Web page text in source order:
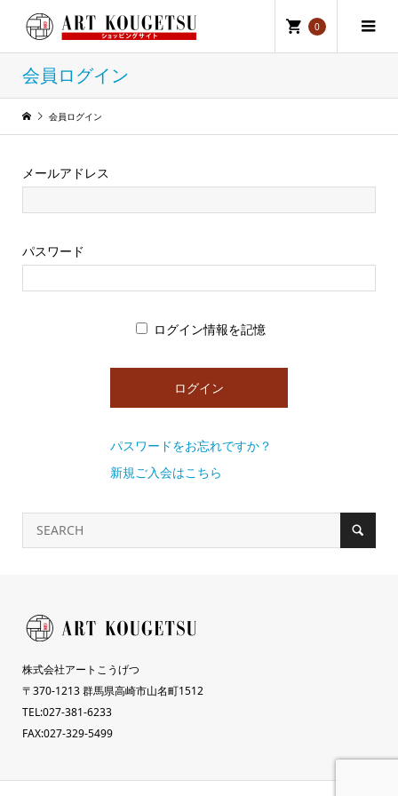
0
会員ログイン
会員ログイン
メールアドレス
パスワード
ログイン情報を記憶
パスワードをお忘れですか？
新規ご入会はこちら
株式会社アートこうげつ
〒370-1213 群馬県高崎市山名町1512
TEL:027-381-6233
FAX:027-329-5499